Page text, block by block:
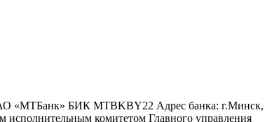
«МТБанк» БИК MTBKBY22 Адрес банка: г.Минск,
исполнительным комитетом Главного управления